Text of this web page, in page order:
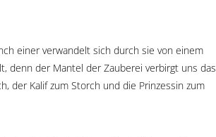
einer verwandelt sich durch sie von einem
denn der Mantel der Zauberei verbirgt uns das
der Kalif zum Storch und die Prinzessin zum